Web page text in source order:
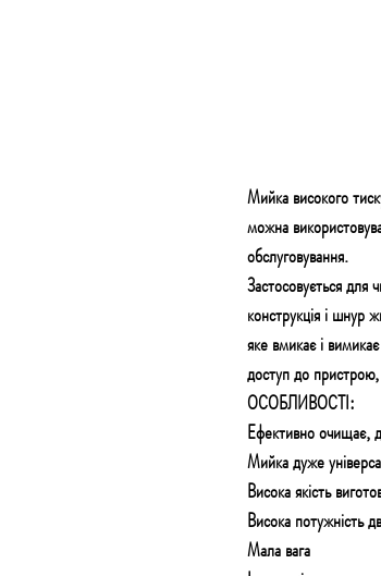
Мийка високого
можна
обслуговування.
Застосовується для
конструкція і
яке вмикає і
доступ до
ОСОБЛИВОСТІ:
Ефективно очищає,
Мийка дуже
Висока якість
Висока потужність
Мала вага